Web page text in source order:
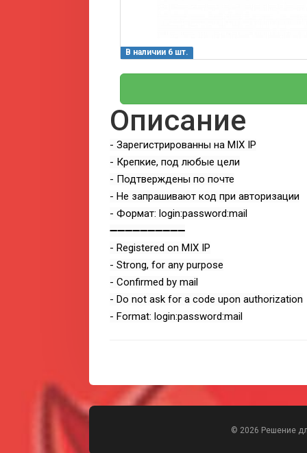
В наличии 6 шт.
Описание
- Зарегистрированны на MIX IP
- Крепкие, под любые цели
- Подтверждены по почте
- Не запрашивают код при авторизации
- Формат: login:password:mail
➖➖➖➖➖➖➖➖➖➖
- Registered on MIX IP
- Strong, for any purpose
- Confirmed by mail
- Do not ask for a code upon authorization
- Format: login:password:mail
© 2026 Решение